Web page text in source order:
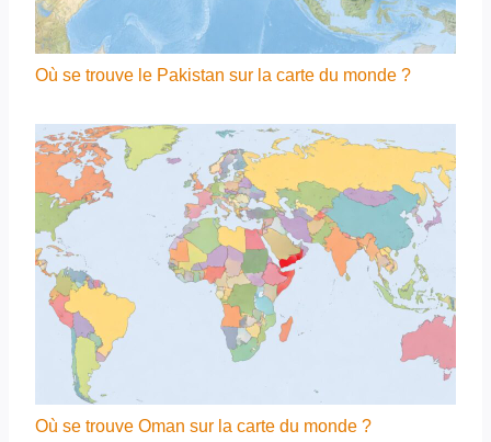
Où se trouve le Pakistan sur la carte du monde ?
Où se trouve Oman sur la carte du monde ?